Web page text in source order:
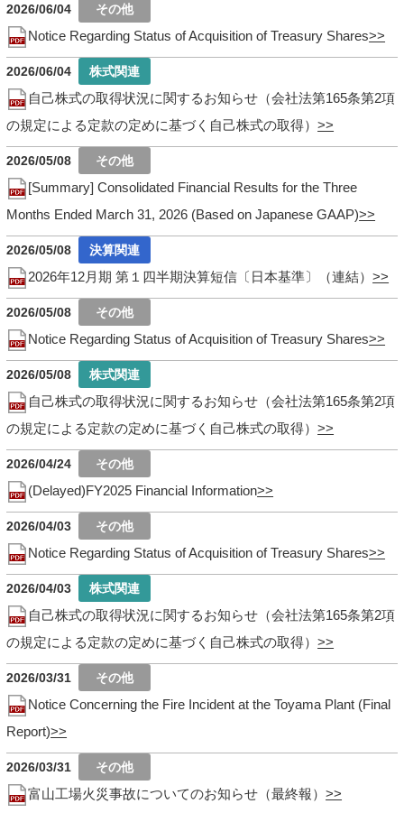
2026/06/04
Notice Regarding Status of Acquisition of Treasury Shares
2026/06/04
自己株式の取得状況に関するお知らせ（会社法第165条第2項
の規定による定款の定めに基づく自己株式の取得）
2026/05/08
[Summary] Consolidated Financial Results for the Three
Months Ended March 31, 2026 (Based on Japanese GAAP)
2026/05/08
2026年12月期 第１四半期決算短信〔日本基準〕（連結）
2026/05/08
Notice Regarding Status of Acquisition of Treasury Shares
2026/05/08
自己株式の取得状況に関するお知らせ（会社法第165条第2項
の規定による定款の定めに基づく自己株式の取得）
2026/04/24
(Delayed)FY2025 Financial Information
2026/04/03
Notice Regarding Status of Acquisition of Treasury Shares
2026/04/03
自己株式の取得状況に関するお知らせ（会社法第165条第2項
の規定による定款の定めに基づく自己株式の取得）
2026/03/31
Notice Concerning the Fire Incident at the Toyama Plant (Final
Report)
2026/03/31
富山工場火災事故についてのお知らせ（最終報）